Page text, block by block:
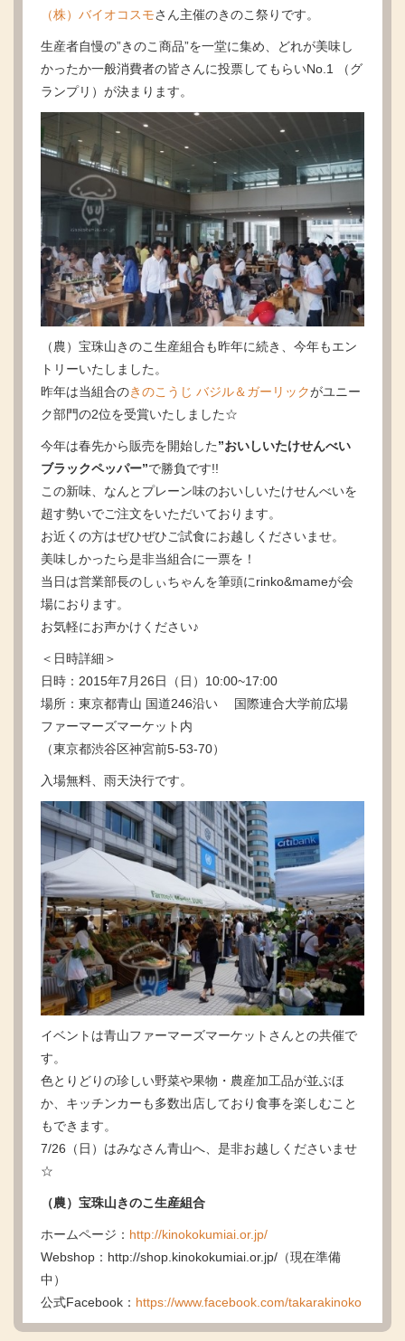
（株）バイオコスモさん主催のきのこ祭りです。
生産者自慢の”きのこ商品”を一堂に集め、どれが美味し
かったか一般消費者の皆さんに投票してもらいNo.1 （グ
ランプリ）が決まります。
（農）宝珠山きのこ生産組合も昨年に続き、今年もエン
トリーいたしました。
昨年は当組合のきのこうじ バジル＆ガーリックがユニー
ク部門の2位を受賞いたしました☆
今年は春先から販売を開始した”おいしいたけせんべい
ブラックペッパー”で勝負です!!
この新味、なんとプレーン味のおいしいたけせんべいを
超す勢いでご注文をいただいております。
お近くの方はぜひぜひご試食にお越しくださいませ。
美味しかったら是非当組合に一票を！
当日は営業部長のしぃちゃんを筆頭にrinko&mameが会
場におります。
お気軽にお声かけください♪
＜日時詳細＞
日時：2015年7月26日（日）10:00~17:00
場所：東京都青山 国道246沿い 国際連合大学前広場
ファーマーズマーケット内
（東京都渋谷区神宮前5-53-70）
入場無料、雨天決行です。
イベントは青山ファーマーズマーケットさんとの共催で
す。
色とりどりの珍しい野菜や果物・農産加工品が並ぶほ
か、キッチンカーも多数出店しており食事を楽しむこと
もできます。
7/26（日）はみなさん青山へ、是非お越しくださいませ
☆
（農）宝珠山きのこ生産組合
ホームページ： http://kinokokumiai.or.jp/
Webshop：http://shop.kinokokumiai.or.jp/（現在準備
中）
公式Facebook： https://www.facebook.com/takarakinoko